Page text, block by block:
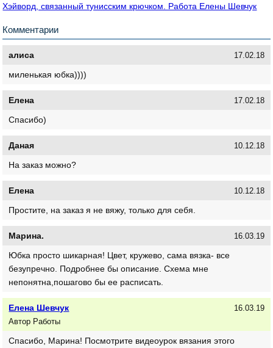
Хэйворд, связанный тунисским крючком. Работа Елены Шевчук
Комментарии
алиса 17.02.18
миленькая юбка))))
Елена 17.02.18
Спасибо)
Даная 10.12.18
На заказ можно?
Елена 10.12.18
Простите, на заказ я не вяжу, только для себя.
Марина. 16.03.19
Юбка просто шикарная! Цвет, кружево, сама вязка- все
безупречно. Подробнее бы описание. Схема мне
непонятна,пошагово бы ее расписать.
Елена Шевчук
Автор Работы
16.03.19
Спасибо, Марина! Посмотрите видеоурок вязания этого